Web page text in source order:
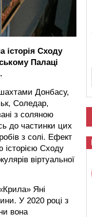
Сходу
Палаці
Донбасу,
Соледар,
з соляною
до частинки цих
з солі. Ефект
історією Сходу
віртуальної
Яні
У 2020 році з
вона